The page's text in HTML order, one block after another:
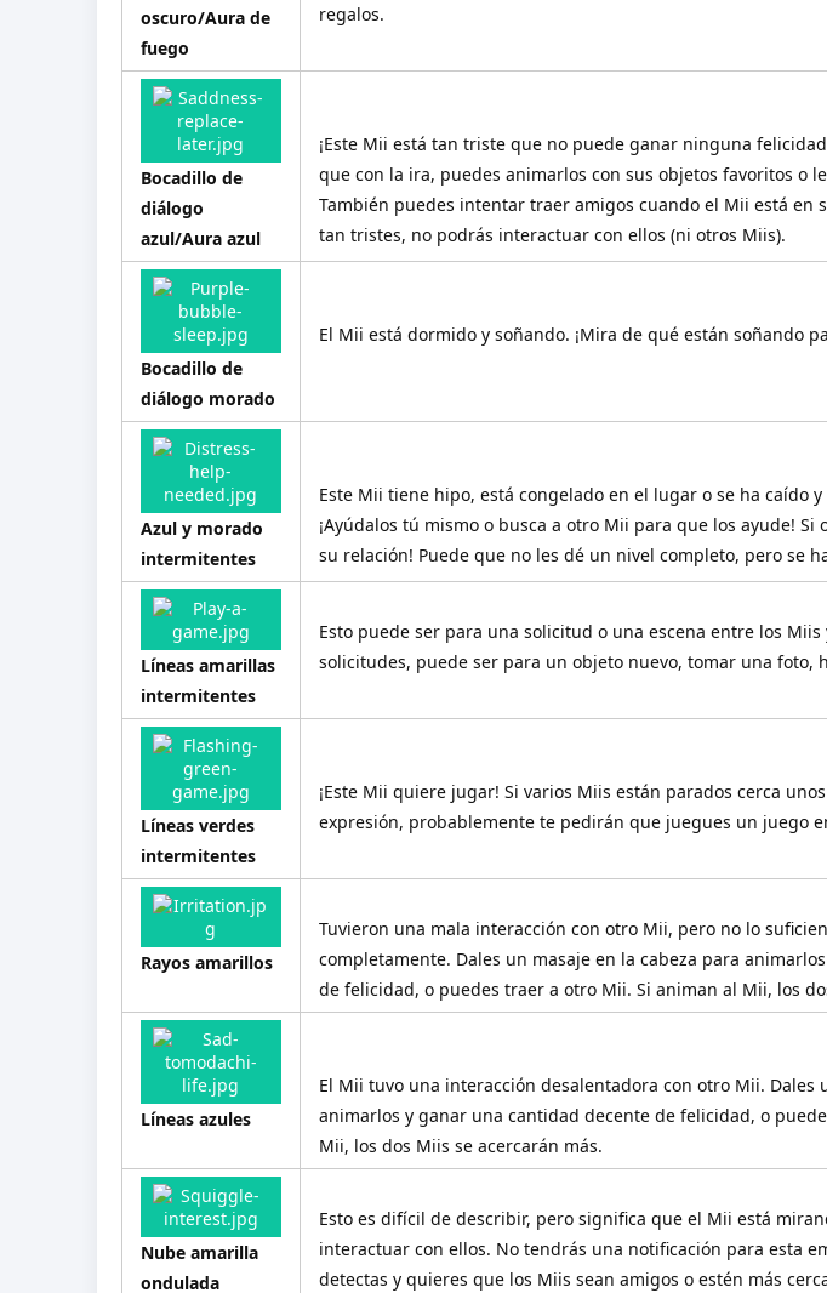
oscuro/Aura de
fuego
regalos.
Bocadillo de
diálogo
azul/Aura azul
¡Este Mii está tan triste que no puede ganar ninguna
que con la ira, puedes animarlos con sus objetos favoritos o
También puedes intentar traer amigos cuando el Mii está en
tan tristes, no podrás interactuar con ellos (ni otros Miis).
Bocadillo de
diálogo morado
El Mii está dormido y soñando. ¡Mira de qué están soñando
Azul y morado
intermitentes
Este Mii tiene hipo, está congelado en el lugar o se ha caído
¡Ayúdalos tú mismo o busca a otro Mii para que los ayude! Si
su relación! Puede que no les dé un nivel completo, pero se
Líneas amarillas
intermitentes
Esto puede ser para una solicitud o una escena entre los Miis
solicitudes, puede ser para un objeto nuevo, tomar una foto,
Líneas verdes
intermitentes
¡Este Mii quiere jugar! Si varios Miis están parados cerca
expresión, probablemente te pedirán que juegues un juego
Rayos amarillos
Tuvieron una mala interacción con otro Mii, pero no lo
completamente. Dales un masaje en la cabeza para
de felicidad, o puedes traer a otro Mii. Si animan al Mii, los
Líneas azules
El Mii tuvo una interacción desalentadora con otro Mii. Dales
animarlos y ganar una cantidad decente de felicidad, o
Mii, los dos Miis se acercarán más.
Nube amarilla
ondulada
Esto es difícil de describir, pero significa que el Mii está
interactuar con ellos. No tendrás una notificación para esta
detectas y quieres que los Miis sean amigos o estén más